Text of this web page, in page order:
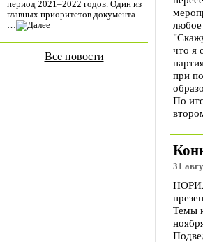
период 2021–2022 годов. Один из
главных приоритетов документа –
…
Все новости
любое
что я
при
По
31
Темы